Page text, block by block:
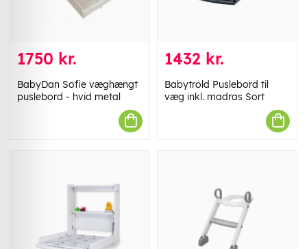
1750 kr.
BabyDan Sofie væghængt
puslebord - hvid metal
1432 kr.
Babytrold Puslebord til
væg inkl. madras Sort